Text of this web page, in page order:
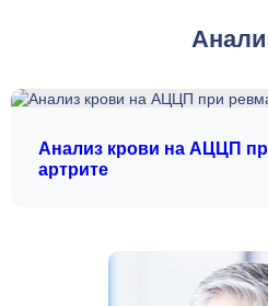
Анализ крови на АЦЦП
артрите